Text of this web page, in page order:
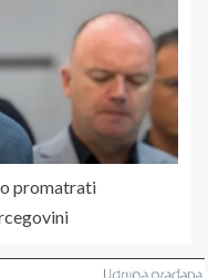
promatrati